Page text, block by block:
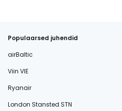
Populaarsed juhendid
airBaltic
Viin VIE
Ryanair
London Stansted STN